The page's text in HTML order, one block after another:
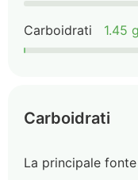
Carboidrati 1.45 g
Carboidrati
La principale